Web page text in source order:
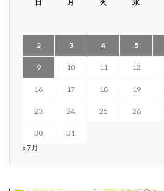
日 月 火 水
2 3 4 5
9 10 11 12
16 17 18 19
23 24 25 26
30
31
« 7月